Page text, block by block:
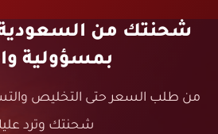
شحنتك من السعودية
بمسؤولية
من طلب السعر حتى التخليص
شحنتك وترد